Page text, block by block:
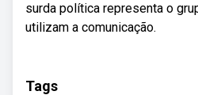
surda política representa o
utilizam a comunicação.
Tags